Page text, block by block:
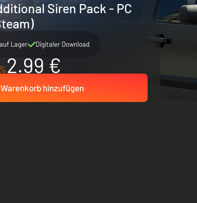
Siren Pack - PC
Lager Digitaler Download
2.99 €
hinzufügen